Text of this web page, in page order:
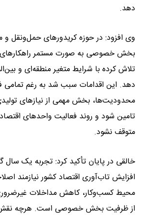
دهد.
وی افزود: در حوزه کریدورهای حمل‌ونقل و
بخش خصوصی به صورت مستمر راهکارهای
تلاش کرده با شرایط متغیر منطقه‌ای و
دهد. این اقدامات سبب شد به رغم تمامی
محدودیت‌ها، بخش مهمی از نیازهای
تامین شود و روند فعالیت واحدهای
متوقف نشود.
خالقی در پایان تأکید کرد: تجربه یک سال
افزایش تاب‌آوری اقتصاد کشور نیازمند
محیط کسب‌وکار، کاهش مداخلات
از ظرفیت بخش خصوصی است. هرچه